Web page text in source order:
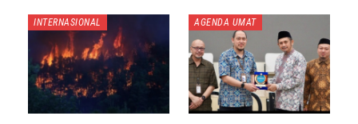
INTERNASIONAL AGENDA UMAT